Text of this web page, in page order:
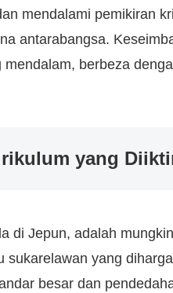
mendalami pemikiran
antarabangsa.
berbeza
yang
di Jepun, adalah
sukarelawan yang
besar dan